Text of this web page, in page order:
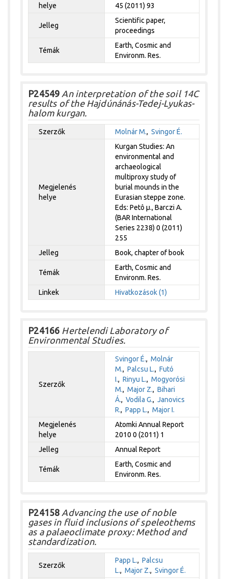
helye
45 (2011) 93
Jelleg
Scientific paper,
proceedings
Témák
Earth, Cosmic and
Environm. Res.
P24549 An interpretation of the soil 14C
results of the Hajdúnánás-Tedej-Lyukas-
halom kurgan.
Szerzők Molnár M.,Svingor É.
Megjelenés
helye
Kurgan Studies: An
environmental and
archaeological
multiproxy study of
burial mounds in the
Eurasian steppe zone.
Eds: Petô µ., Barczi A.
(BAR International
Series 2238) 0 (2011)
255
Jelleg
Book, chapter of book
Témák
Earth, Cosmic and
Environm. Res.
Linkek
Hivatkozások (1)
P24166 Hertelendi Laboratory of
Environmental Studies.
Szerzők
Svingor É.,Molnár
M.,Palcsu L.,Futó
I.,Rinyu L.,Mogyorósi
M.,Major Z.,Bihari
Á.,Vodila G.,Janovics
R.,Papp L.,Major I.
Megjelenés
helye
Atomki Annual Report
2010 0 (2011) 1
Jelleg
Annual Report
Témák
Earth, Cosmic and
Environm. Res.
P24158 Advancing the use of noble
gases in fluid inclusions of speleothems
as a palaeoclimate proxy: Method and
standardization.
Szerzők
Papp L.,Palcsu
L.,Major Z.,Svingor É.